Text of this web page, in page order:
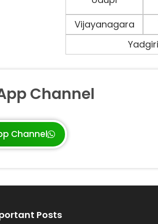
Vijayanagara
Yadgiri
Channel
Channel
Posts